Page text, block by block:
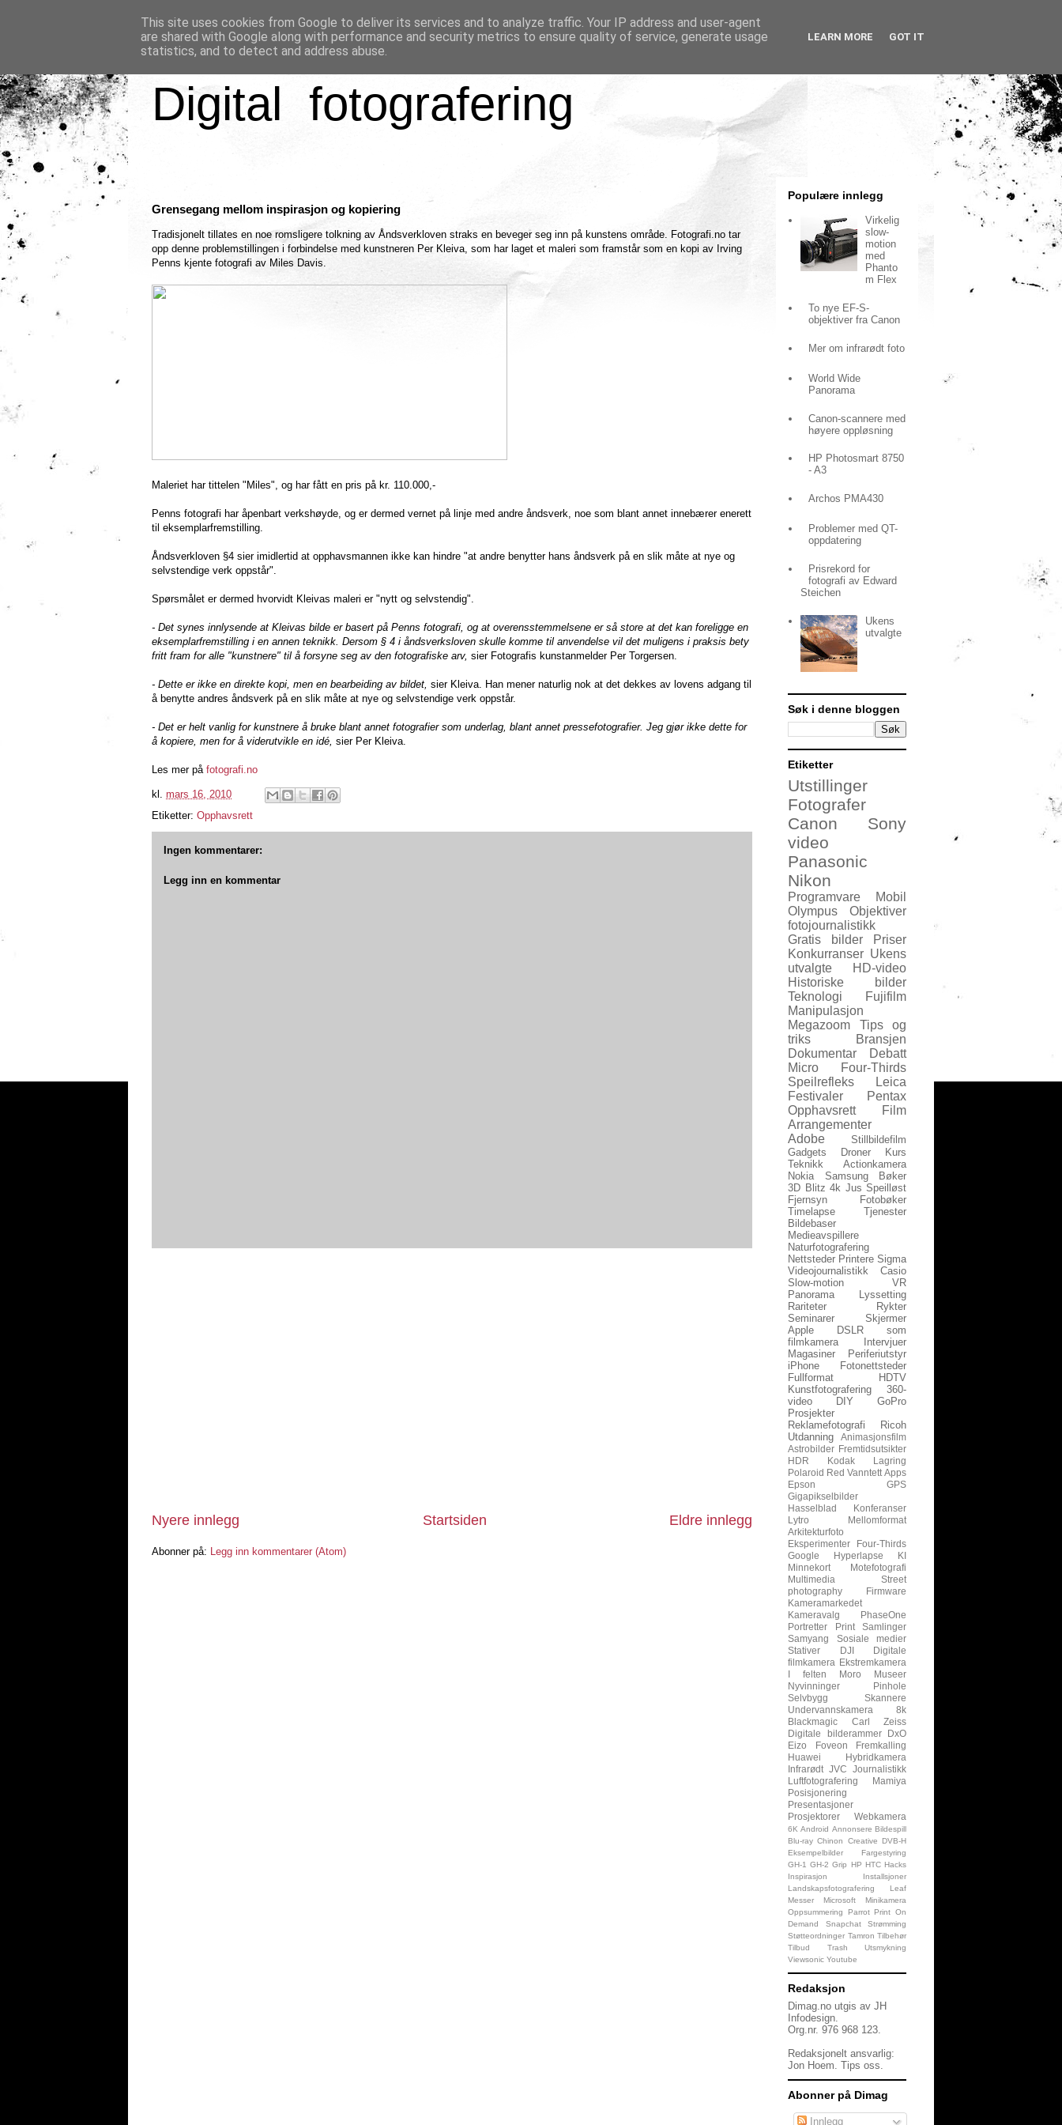
Digital fotografering
Grensegang mellom inspirasjon og kopiering
Tradisjonelt tillates en noe romsligere tolkning av Åndsverkloven straks en beveger seg inn på kunstens område. Fotografi.no tar
opp denne problemstillingen i forbindelse med kunstneren Per Kleiva, som har laget et maleri som framstår som en kopi av Irving
Penns kjente fotografi av Miles Davis.
Maleriet har tittelen "Miles", og har fått en pris på kr. 110.000,-
Penns fotografi har åpenbart verkshøyde, og er dermed vernet på linje med andre åndsverk, noe som blant annet innebærer enerett
til eksemplarfremstilling.
Åndsverkloven §4 sier imidlertid at opphavsmannen ikke kan hindre "at andre benytter hans åndsverk på en slik måte at nye og
selvstendige verk oppstår".
Spørsmålet er dermed hvorvidt Kleivas maleri er "nytt og selvstendig".
- Det synes innlysende at Kleivas bilde er basert på Penns fotografi, og at overensstemmelsene er så store at det kan foreligge en
eksemplarfremstilling i en annen teknikk. Dersom § 4 i åndsverksloven skulle komme til anvendelse vil det muligens i praksis bety
fritt fram for alle "kunstnere" til å forsyne seg av den fotografiske arv, sier Fotografis kunstanmelder Per Torgersen.
- Dette er ikke en direkte kopi, men en bearbeiding av bildet, sier Kleiva. Han mener naturlig nok at det dekkes av lovens adgang til
å benytte andres åndsverk på en slik måte at nye og selvstendige verk oppstår.
- Det er helt vanlig for kunstnere å bruke blant annet fotografier som underlag, blant annet pressefotografier. Jeg gjør ikke dette for
å kopiere, men for å viderutvikle en idé, sier Per Kleiva.
Les mer på fotografi.no
kl. mars 16, 2010
Etiketter: Opphavsrett
Ingen kommentarer:
Legg inn en kommentar
Nyere innlegg Eldre innlegg
Startsiden
Abonner på: Legg inn kommentarer (Atom)
Populære innlegg
Virkelig
slow-
motion
med
Phanto
m Flex
To nye EF-S-
objektiver fra Canon
Mer om infrarødt foto
World Wide
Panorama
Canon-scannere med
høyere oppløsning
HP Photosmart 8750
- A3
Archos PMA430
Problemer med QT-
oppdatering
Prisrekord for
fotografi av Edward
Steichen
Ukens
utvalgte
Søk i denne bloggen
Etiketter
Utstillinger
Fotografer
Canon
Sony
video
Panasonic
Nikon
Programvare
Mobil
Olympus
Objektiver
fotojournalistikk
Gratis bilder
Priser
Konkurranser Ukens
utvalgte
HD-video
Historiske bilder
Teknologi
Fujifilm
Manipulasjon
Megazoom
Tips og
triks
Bransjen
Dokumentar
Debatt
Micro Four-Thirds
Speilrefleks
Leica
Festivaler
Pentax
Opphavsrett
Film
Arrangementer
Adobe
Stillbildefilm
Gadgets
Droner
Kurs
Teknikk
Actionkamera
Nokia
Samsung
Bøker
3D Blitz 4k Jus Speilløst
Fjernsyn
Fotobøker
Timelapse
Tjenester
Bildebaser
Medieavspillere
Naturfotografering
Nettsteder Printere Sigma
Videojournalistikk
Casio
Slow-motion
VR
Panorama
Lyssetting
Rariteter
Rykter
Seminarer
Skjermer
Apple
DSLR som
filmkamera
Intervjuer
Magasiner
Periferiutstyr
iPhone
Fotonettsteder
Fullformat
HDTV
Kunstfotografering
360-
video
DIY
GoPro
Prosjekter
Reklamefotografi
Ricoh
Utdanning
Animasjonsfilm
Astrobilder Fremtidsutsikter
HDR
Kodak
Lagring
Polaroid Red Vanntett Apps
Epson
GPS
Gigapikselbilder
Hasselblad
Konferanser
Lytro
Mellomformat
Arkitekturfoto
Eksperimenter
Four-Thirds
Google
Hyperlapse
KI
Minnekort
Motefotografi
Multimedia
Street
photography
Firmware
Kameramarkedet
Kameravalg
PhaseOne
Portretter
Print
Samlinger
Samyang
Sosiale medier
Stativer
DJI
Digitale
filmkamera Ekstremkamera
I felten
Moro
Museer
Nyvinninger
Pinhole
Selvbygg
Skannere
Undervannskamera
8k
Blackmagic
Carl Zeiss
Digitale bilderammer
DxO
Eizo
Foveon
Fremkalling
Huawei
Hybridkamera
Infrarødt JVC
Journalistikk
Luftfotografering
Mamiya
Posisjonering
Presentasjoner
Prosjektorer
Webkamera
6K Android Annonsere Bildespill
Blu-ray Chinon Creative
DVB-H
Eksempelbilder
Fargestyring
GH-1 GH-2 Grip HP HTC Hacks
Inspirasjon
Installsjoner
Landskapsfotografering
Leaf
Messer
Microsoft
Minikamera
Oppsummering
Parrot Print On
Demand
Snapchat
Strømming
Støtteordninger Tamron Tilbehør
Tilbud
Trash
Utsmykning
Viewsonic Youtube
Redaksjon
Dimag.no utgis av JH
Infodesign.
Org.nr. 976 968 123.
Redaksjonelt ansvarlig:
Jon Hoem. Tips oss.
Abonner på Dimag
Innlegg
This site uses cookies from Google to deliver its services and to analyze traffic. Your IP address and user-agent
are shared with Google along with performance and security metrics to ensure quality of service, generate usage
statistics, and to detect and address abuse.
LEARN MORE GOT IT